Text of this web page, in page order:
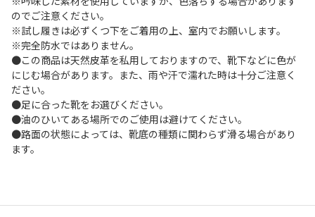
のでご注意ください。
※試し履きは必ずくつ下をご着用の上、室内でお願いします。
※完全防水ではありません。
●この商品は天然皮革を私用しておりますので、靴下などに色が
にじむ場合があります。また、雨や汗で濡れた時は十分ご注意く
ださい。
●足に合った靴をお選びください。
●油のひいてある場所でのご使用は避けてください。
●路面の状態によっては、靴底の種類に関わらず滑る場合があり
ます。